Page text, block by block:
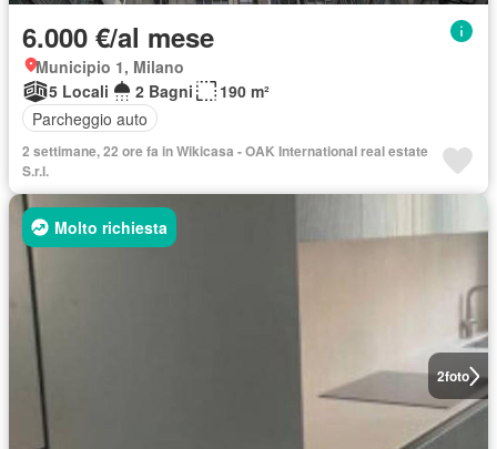
6.000 €/al mese
Municipio 1, Milano
5 Locali
2 Bagni
190 m²
Parcheggio auto
2 settimane, 22 ore fa in Wikicasa - OAK International real estate
S.r.l.
2foto
Molto richiesta